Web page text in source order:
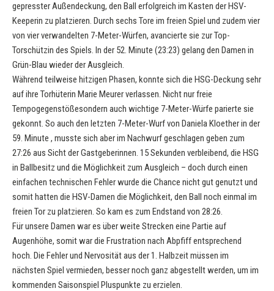
gepresster Außendeckung, den Ball erfolgreich im Kasten der HSV-
Keeperin zu platzieren. Durch sechs Tore im freien Spiel und zudem vier
von vier verwandelten 7-Meter-Würfen, avancierte sie zur Top-
Torschützin des Spiels. In der 52. Minute (23:23) gelang den Damen in
Grün-Blau wieder der Ausgleich.
Während teilweise hitzigen Phasen, konnte sich die HSG-Deckung sehr
auf ihre Torhüterin Marie Meurer verlassen. Nicht nur freie
Tempogegenstößesondern auch wichtige 7-Meter-Würfe parierte sie
gekonnt. So auch den letzten 7-Meter-Wurf von Daniela Kloether in der
59. Minute , musste sich aber im Nachwurf geschlagen geben zum
27:26 aus Sicht der Gastgeberinnen. 15 Sekunden verbleibend, die HSG
in Ballbesitz und die Möglichkeit zum Ausgleich – doch durch einen
einfachen technischen Fehler wurde die Chance nicht gut genutzt und
somit hatten die HSV-Damen die Möglichkeit, den Ball noch einmal im
freien Tor zu platzieren. So kam es zum Endstand von 28:26.
Für unsere Damen war es über weite Strecken eine Partie auf
Augenhöhe, somit war die Frustration nach Abpfiff entsprechend
hoch. Die Fehler und Nervosität aus der 1. Halbzeit müssen im
nächsten Spiel vermieden, besser noch ganz abgestellt werden, um im
kommenden Saisonspiel Pluspunkte zu erzielen.